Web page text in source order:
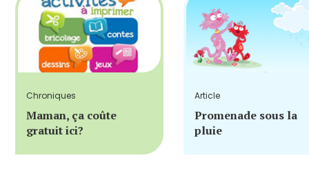
Chroniques
Maman, ça coûte
gratuit ici?
Article
Promenade sous la
pluie